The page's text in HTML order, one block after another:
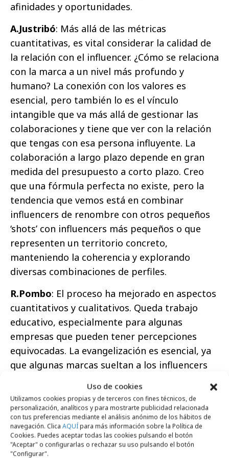
Uso de cookies
Utilizamos cookies propias y de terceros con fines técnicos, de
personalización, analíticos y para mostrarte publicidad relacionada
con tus preferencias mediante el análisis anónimo de los hábitos de
navegación. Clica AQUÍpara más información sobre la Política de
Cookies. Puedes aceptar todas las cookies pulsando el botón
"Aceptar" o configurarlas o rechazar su uso pulsando el botón
"Configurar".
afinidades y oportunidades.
A.Justribó: Más allá de las métricas
cuantitativas, es vital considerar la calidad de
la relación con el influencer. ¿Cómo se relaciona
con la marca a un nivel más profundo y
humano? La conexión con los valores es
esencial, pero también lo es el vínculo
intangible que va más allá de gestionar las
colaboraciones y tiene que ver con la relación
que tengas con esa persona influyente. La
colaboración a largo plazo depende en gran
medida del presupuesto a corto plazo. Creo
que una fórmula perfecta no existe, pero la
tendencia que vemos está en combinar
influencers de renombre con otros pequeños
‘shots’ con influencers más pequeños o que
representen un territorio concreto,
manteniendo la coherencia y explorando
diversas combinaciones de perfiles.
R.Pombo: El proceso ha mejorado en aspectos
cuantitativos y cualitativos. Queda trabajo
educativo, especialmente para algunas
empresas que pueden tener percepciones
equivocadas. La evangelización es esencial, ya
que algunas marcas sueltan a los influencers
auténtica. La duración de las campañas puede
variar según la estrategia y el tipo de
producto, ya que aunque valoremos el trabajo
a largo plazo, las acciones ‘one shot’ pueden
tener todo el sentido del mundo según la